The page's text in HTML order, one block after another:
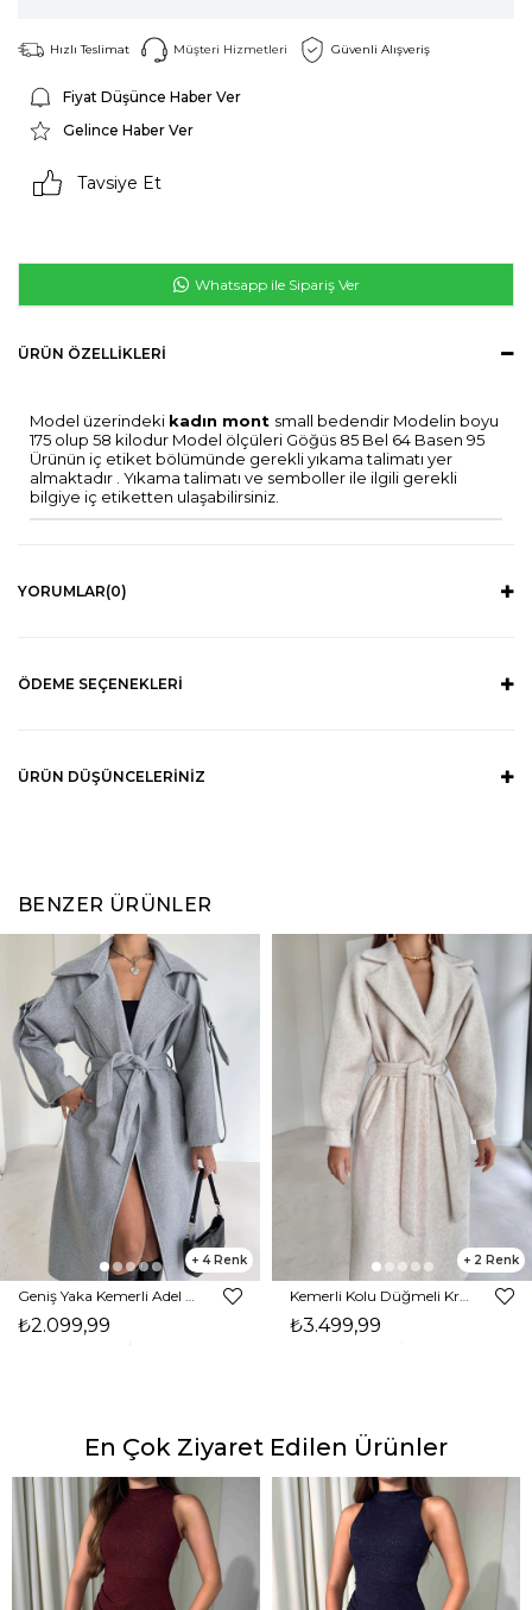
Hızlı Teslimat Müşteri Hizmetleri Güvenli Alışveriş
Fiyat Düşünce Haber Ver
Gelince Haber Ver
Tavsiye Et
Whatsapp ile Sipariş Ver
ÜRÜN ÖZELLIKLERI
Model üzerindeki kadın mont small bedendir Modelin boyu
175 olup 58 kilodur Model ölçüleri Göğüs 85 Bel 64 Basen 95
Ürünün iç etiket bölümünde gerekli yıkama talimatı yer
almaktadır . Yıkama talimatı ve semboller ile ilgili gerekli
bilgiye iç etiketten ulaşabilirsiniz.
YORUMLAR(0)
ÖDEME SEÇENEKLERI
ÜRÜN DÜŞÜNCELERINIZ
BENZER ÜRÜNLER
4
₺2.099,99
2
₺3.499,99
En Çok Ziyaret Edilen Ürünler